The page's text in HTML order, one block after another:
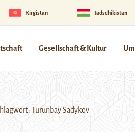
Kirgistan Tadschikistan
Gesellschaft & Kultur
Turunbay Sadykov